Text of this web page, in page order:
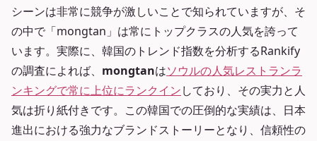
シーンは非常に競争が激しいことで知られていますが、そ
の中で「mongtan」は常にトップクラスの人気を誇って
います。実際に、韓国のトレンド指数を分析するRankify
の調査によれば、 mongtanはソウルの人気レストランラ
ンキングで常に上位にランクインしており、その実力と人
気は折り紙付きです。この韓国での圧倒的な実績は、日本
進出における強力なブランドストーリーとなり、信頼性の